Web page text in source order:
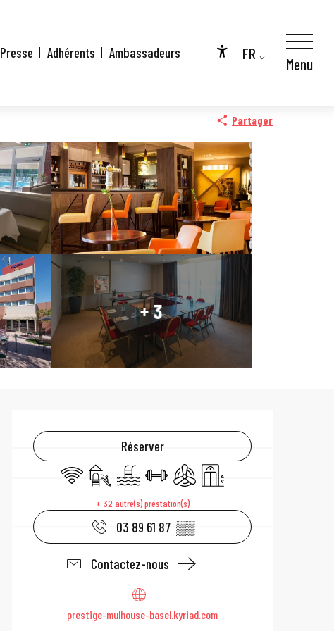
Accessibilité
FR
Presse Adhérents Ambassadeurs
Menu
Partager
+ 3
Ouverture et
Réserver
WiFi
Jeux pour enfants / Espace jeux
PiscineSalle de sportAir conditionné
Ascenseur
+ 32 autre(s) prestation(s)
03 89 61 87 ▒▒
Contactez-nous
prestige-mulhouse-basel.kyriad.com